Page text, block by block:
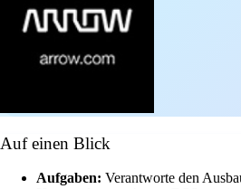
Auf einen Blick
Aufgaben: Verantworte den